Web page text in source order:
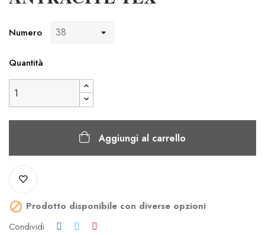
Numero
Quantità
Aggiungi al carrello
 Prodotto disponibile con diverse opzioni
Condividi